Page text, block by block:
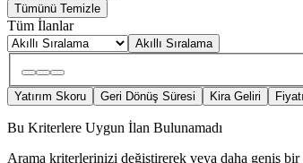
Tümünü Temizle
Tüm İlanlar
Akıllı Sıralama
Yatırım Skoru Geri Dönüş Süresi Kira Geliri
Bu Kriterlere Uygun İlan Bulunamadı
Arama kriterlerinizi değiştirerek veya daha geniş